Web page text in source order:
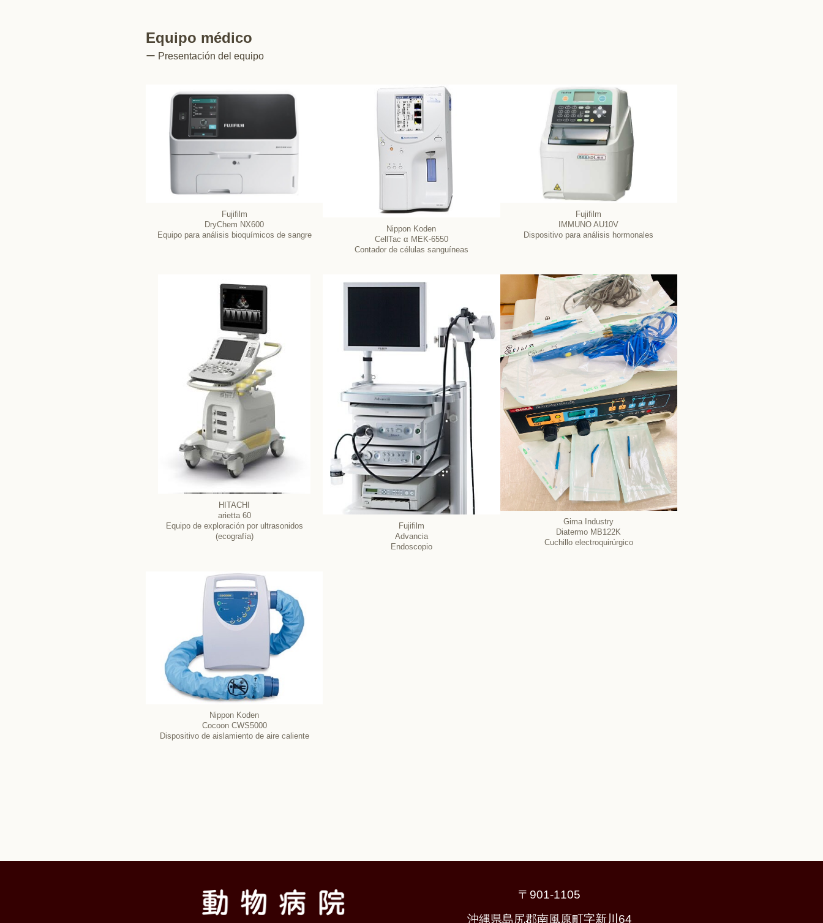
Equipo médico
ー Presentación del equipo
Fujifilm
DryChem NX600
Equipo para análisis bioquímicos de sangre
Nippon Koden
CellTac α MEK-6550
Contador de células sanguíneas
Fujifilm
IMMUNO AU10V
Dispositivo para análisis hormonales
HITACHI
arietta 60
Equipo de exploración por ultrasonidos
(ecografía)
Fujifilm
Advancia
Endoscopio
Gima Industry
Diatermo MB122K
Cuchillo electroquirúrgico
Nippon Koden
Cocoon CWS5000
Dispositivo de aislamiento de aire caliente
〒901-1105
沖縄県島尻郡南風原町字新川64